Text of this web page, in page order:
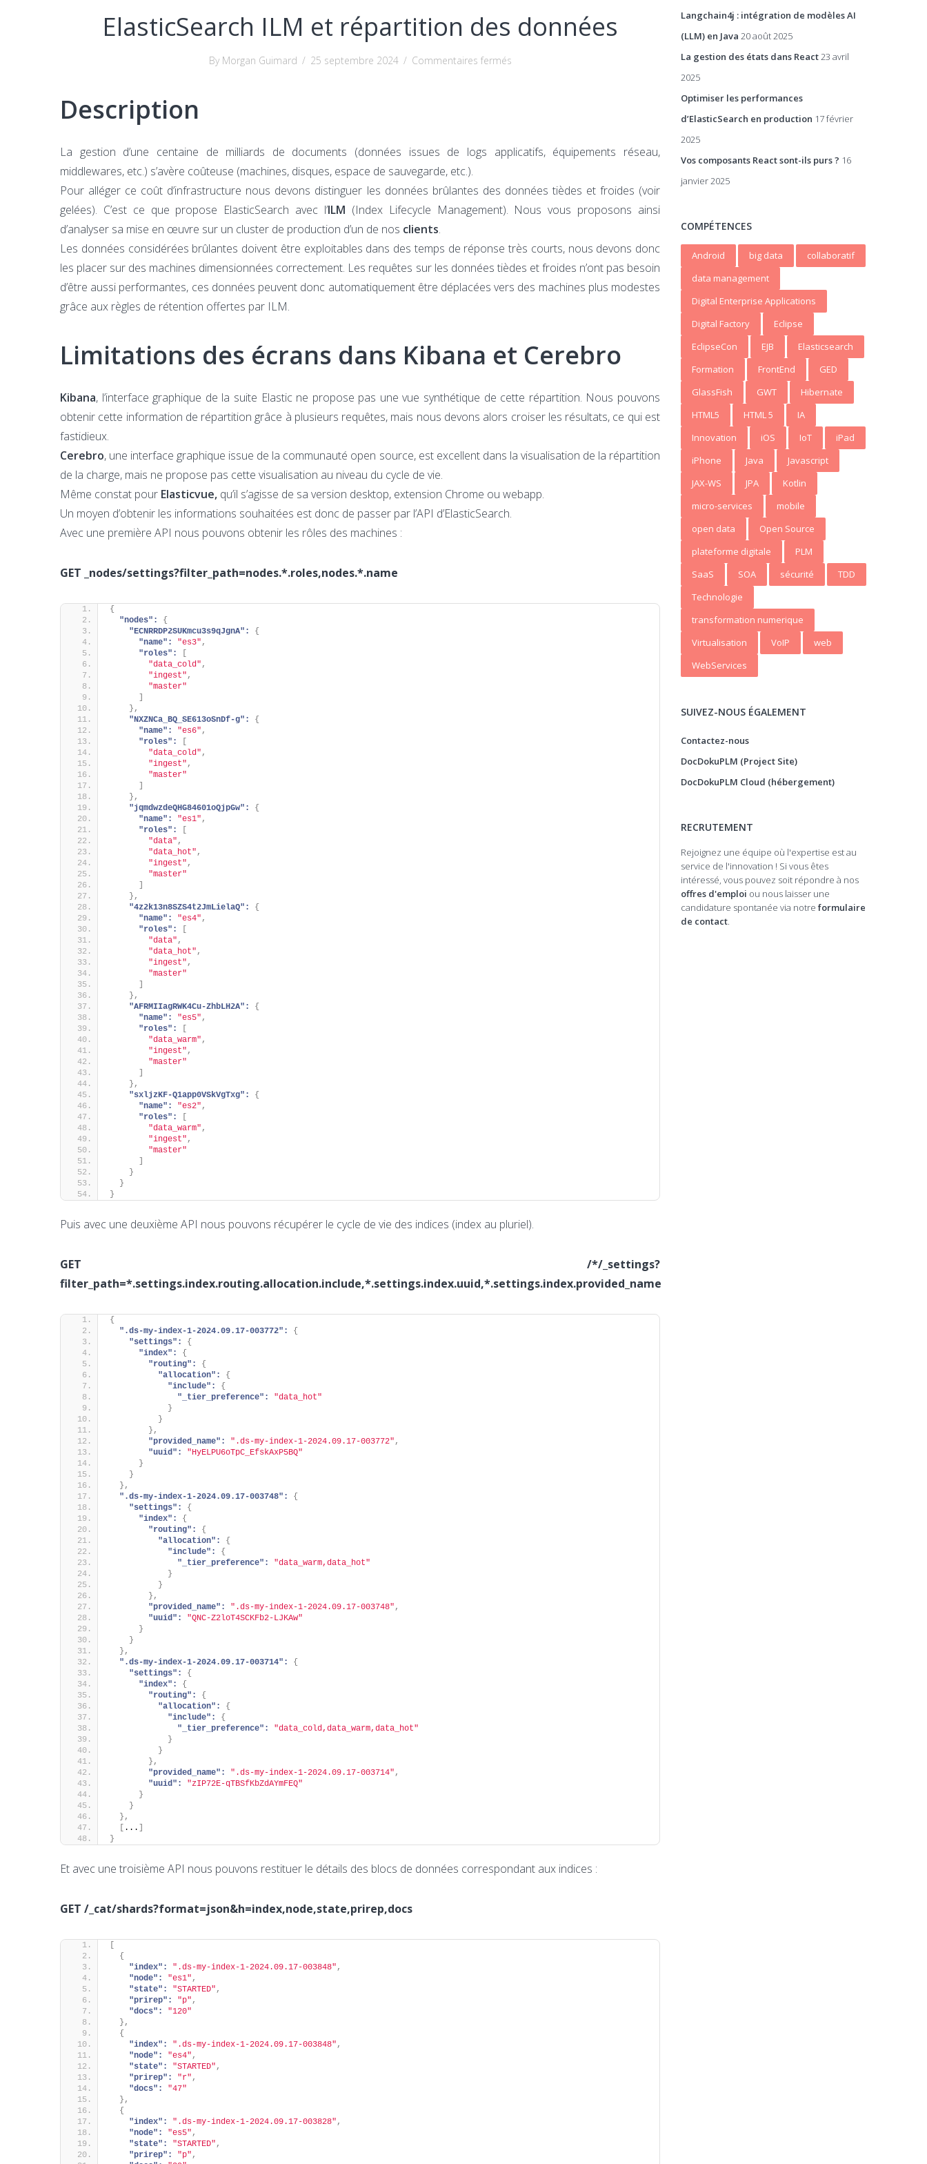
ElasticSearch ILM et répartition des données
By Morgan Guimard / 25 septembre 2024 / Commentaires ferméssur
des
Description
La gestion d’une centaine de milliards de documents (données issues de logs applicatifs, équipements réseau,
middlewares, etc.) s’avère coûteuse (machines, disques, espace de sauvegarde, etc.).
Pour alléger ce coût d’infrastructure nous devons distinguer les données brûlantes des données tièdes et froides (voir
gelées). C’est ce que propose ElasticSearch avec l’ILM (Index Lifecycle Management). Nous vous proposons ainsi
d’analyser sa mise en œuvre sur un cluster de production d’un de nos clients.
Les données considérées brûlantes doivent être exploitables dans des temps de réponse très courts, nous devons donc
les placer sur des machines dimensionnées correctement. Les requêtes sur les données tièdes et froides n’ont pas besoin
d’être aussi performantes, ces données peuvent donc automatiquement être déplacées vers des machines plus modestes
grâce aux règles de rétention offertes par ILM.
Limitations des écrans dans Kibana et Cerebro
Kibana, l’interface graphique de la suite Elastic ne propose pas une vue synthétique de cette répartition. Nous pouvons
obtenir cette information de répartition grâce à plusieurs requêtes, mais nous devons alors croiser les résultats, ce qui est
fastidieux.
Cerebro, une interface graphique issue de la communauté open source, est excellent dans la visualisation de la répartition
de la charge, mais ne propose pas cette visualisation au niveau du cycle de vie.
Même constat pour Elasticvue, qu’il s’agisse de sa version desktop, extension Chrome ou webapp.
Un moyen d’obtenir les informations souhaitées est donc de passer par l’API d’ElasticSearch.
Avec une première API nous pouvons obtenir les rôles des machines :
GET _nodes/settings?filter_path=nodes.*.roles,nodes.*.name
{
"nodes":
{
"ECNRRDP2SUKmcu3s9qJgnA":
{
"name":
"es3" ,
"roles":
"data_cold" ,
"ingest" ,
"master"
} ,
"NXZNCa_BQ_SE613oSnDf-g":
{
"name":
"es6" ,
"roles":
"data_cold" ,
"ingest" ,
"master"
} ,
"jqmdwzdeQHG84601oQjpGw":
{
"name":
"es1" ,
"roles":
"data" ,
"data_hot" ,
"ingest" ,
"master"
} ,
"4z2k13n8SZS4t2JmLielaQ":
{
"name":
"es4" ,
"roles":
"data" ,
"data_hot" ,
"ingest" ,
"master"
} ,
"AFRMIIagRWK4Cu-ZhbLH2A":
{
"name":
"es5" ,
"roles":
"data_warm" ,
"ingest" ,
"master"
} ,
"sxljzKF-Q1app0VSkVgTxg":
{
"name":
"es2" ,
"roles":
"data_warm" ,
"ingest" ,
"master"
}
}
}
Puis avec une deuxième API nous pouvons récupérer le cycle de vie des indices (index au pluriel).
GET /*/_settings?
filter_path=*.settings.index.routing.allocation.include,*.settings.index.uuid,*.settings.index.provided_name
{
".ds-my-index-1-2024.09.17-003772":
{
"settings":
{
"index":
{
"routing":
{
"allocation":
{
"include":
{
"_tier_preference":
"data_hot"
}
}
} ,
"provided_name":
".ds-my-index-1-2024.09.17-003772" ,
"uuid":
"HyELPU6oTpC_EfskAxP5BQ"
}
}
} ,
".ds-my-index-1-2024.09.17-003748":
{
"settings":
{
"index":
{
"routing":
{
"allocation":
{
"include":
{
"_tier_preference":
"data_warm,data_hot"
}
}
} ,
"provided_name":
".ds-my-index-1-2024.09.17-003748" ,
"uuid":
"QNC-Z2loT4SCKFb2-LJKAw"
}
}
} ,
".ds-my-index-1-2024.09.17-003714":
{
"settings":
{
"index":
{
"routing":
{
"allocation":
{
"include":
{
"_tier_preference":
"data_cold,data_warm,data_hot"
}
}
} ,
"provided_name":
".ds-my-index-1-2024.09.17-003714" ,
"uuid":
"zIP72E-qTBSfKbZdAYmFEQ"
}
}
} ,
...
}
Et avec une troisième API nous pouvons restituer le détails des blocs de données correspondant aux indices :
GET /_cat/shards?format=json&h=index,node,state,prirep,docs
{
"index":
".ds-my-index-1-2024.09.17-003848" ,
"node":
"es1" ,
"state":
"STARTED" ,
"prirep":
"p" ,
"docs":
"120"
} ,
{
"index":
".ds-my-index-1-2024.09.17-003848" ,
"node":
"es4" ,
"state":
"STARTED" ,
"prirep":
"r" ,
"docs":
"47"
} ,
{
"index":
".ds-my-index-1-2024.09.17-003828" ,
"node":
"es5" ,
"state":
"STARTED" ,
"prirep":
"p" ,
Langchain4j : intégration de modèles AI
(LLM) en Java 20 août 2025
La gestion des états dans React23 avril
2025
Optimiser les performances
d’ElasticSearch en production 17 février
2025
Vos composants React sont-ils purs ? 16
janvier 2025
COMPÉTENCES
Android big data
collaboratif
data management
Digital Enterprise Applications
Digital Factory
Eclipse
EclipseCon
EJB
Elasticsearch
Formation
FrontEnd
GED
GlassFish
GWT
Hibernate
HTML5
HTML 5
IA
Innovation
iOS IoT
iPad
iPhone
Java
Javascript
JAX-WS
JPA
Kotlin
micro-services
mobile
open data
Open Source
plateforme digitale
PLM
SaaS
SOA sécurité
TDD
Technologie
transformation numerique
Virtualisation
VoIP
web
WebServices
SUIVEZ-NOUS ÉGALEMENT
Contactez-nous
DocDokuPLM (Project Site)
DocDokuPLM Cloud (hébergement)
RECRUTEMENT
Rejoignez une équipe où l'expertise est au
service de l'innovation ! Si vous êtes
intéressé, vous pouvez soit répondre à nos
offres d'emploi ou nous laisser une
candidature spontanée via notre formulaire
de contact.